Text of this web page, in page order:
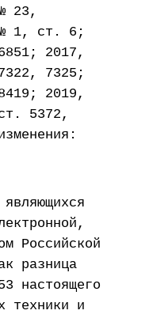
23,
1, ст. 6;
2017,
7325;
2019,
5372,
Российской
разница
настоящего
техники и